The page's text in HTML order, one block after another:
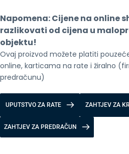
Napomena: Cijene na online
razlikovati od cijena u
objektu!
Ovaj proizvod možete platiti
online, karticama na rate i žiralno
predračunu)
UPUTSTVO ZA RATE ZAHTJEV ZA
ZAHTJEV ZA PREDRAČUN